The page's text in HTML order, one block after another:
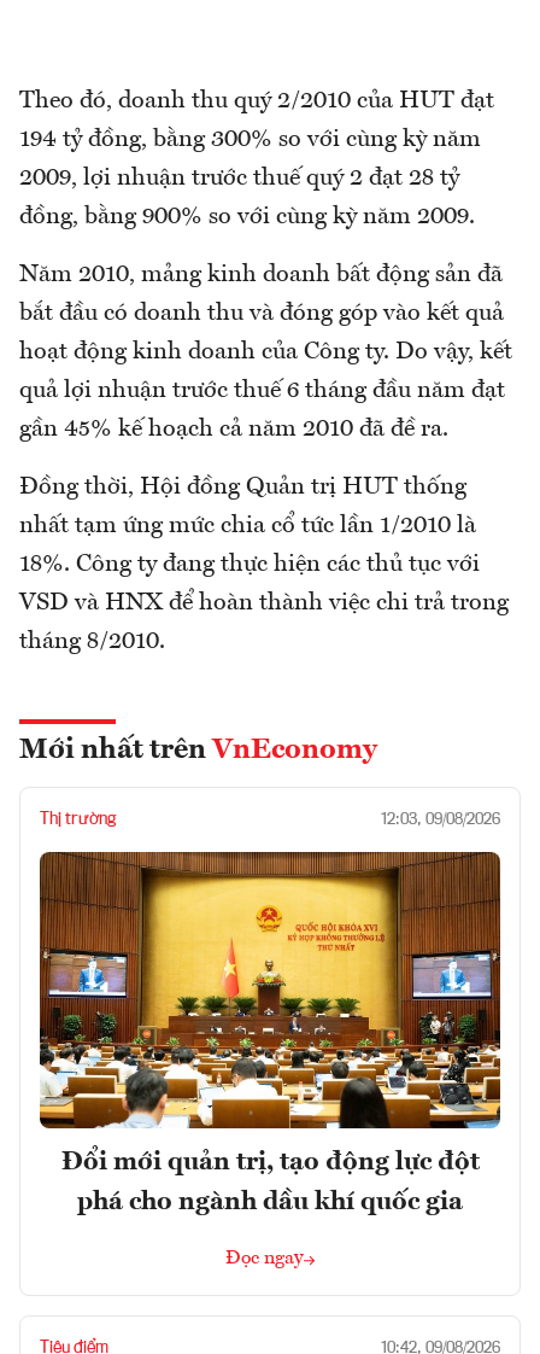
Theo đó, doanh thu quý 2/2010 của HUT đạt
194 tỷ đồng, bằng 300% so với cùng kỳ năm
2009, lợi nhuận trước thuế quý 2 đạt 28 tỷ
đồng, bằng 900% so với cùng kỳ năm 2009.
Năm 2010, mảng kinh doanh bất động sản đã
bắt đầu có doanh thu và đóng góp vào kết quả
hoạt động kinh doanh của Công ty. Do vậy, kết
quả lợi nhuận trước thuế 6 tháng đầu năm đạt
gần 45% kế hoạch cả năm 2010 đã đề ra.
Đồng thời, Hội đồng Quản trị HUT thống
nhất tạm ứng mức chia cổ tức lần 1/2010 là
18%. Công ty đang thực hiện các thủ tục với
VSD và HNX để hoàn thành việc chi trả trong
tháng 8/2010.
Mới nhất trên VnEconomy
Thị trường 12:03, 09/08/2026
Đổi mới quản trị, tạo động lực đột
phá cho ngành dầu khí quốc gia
Đọc ngay
Tiêu điểm 10:42, 09/08/2026